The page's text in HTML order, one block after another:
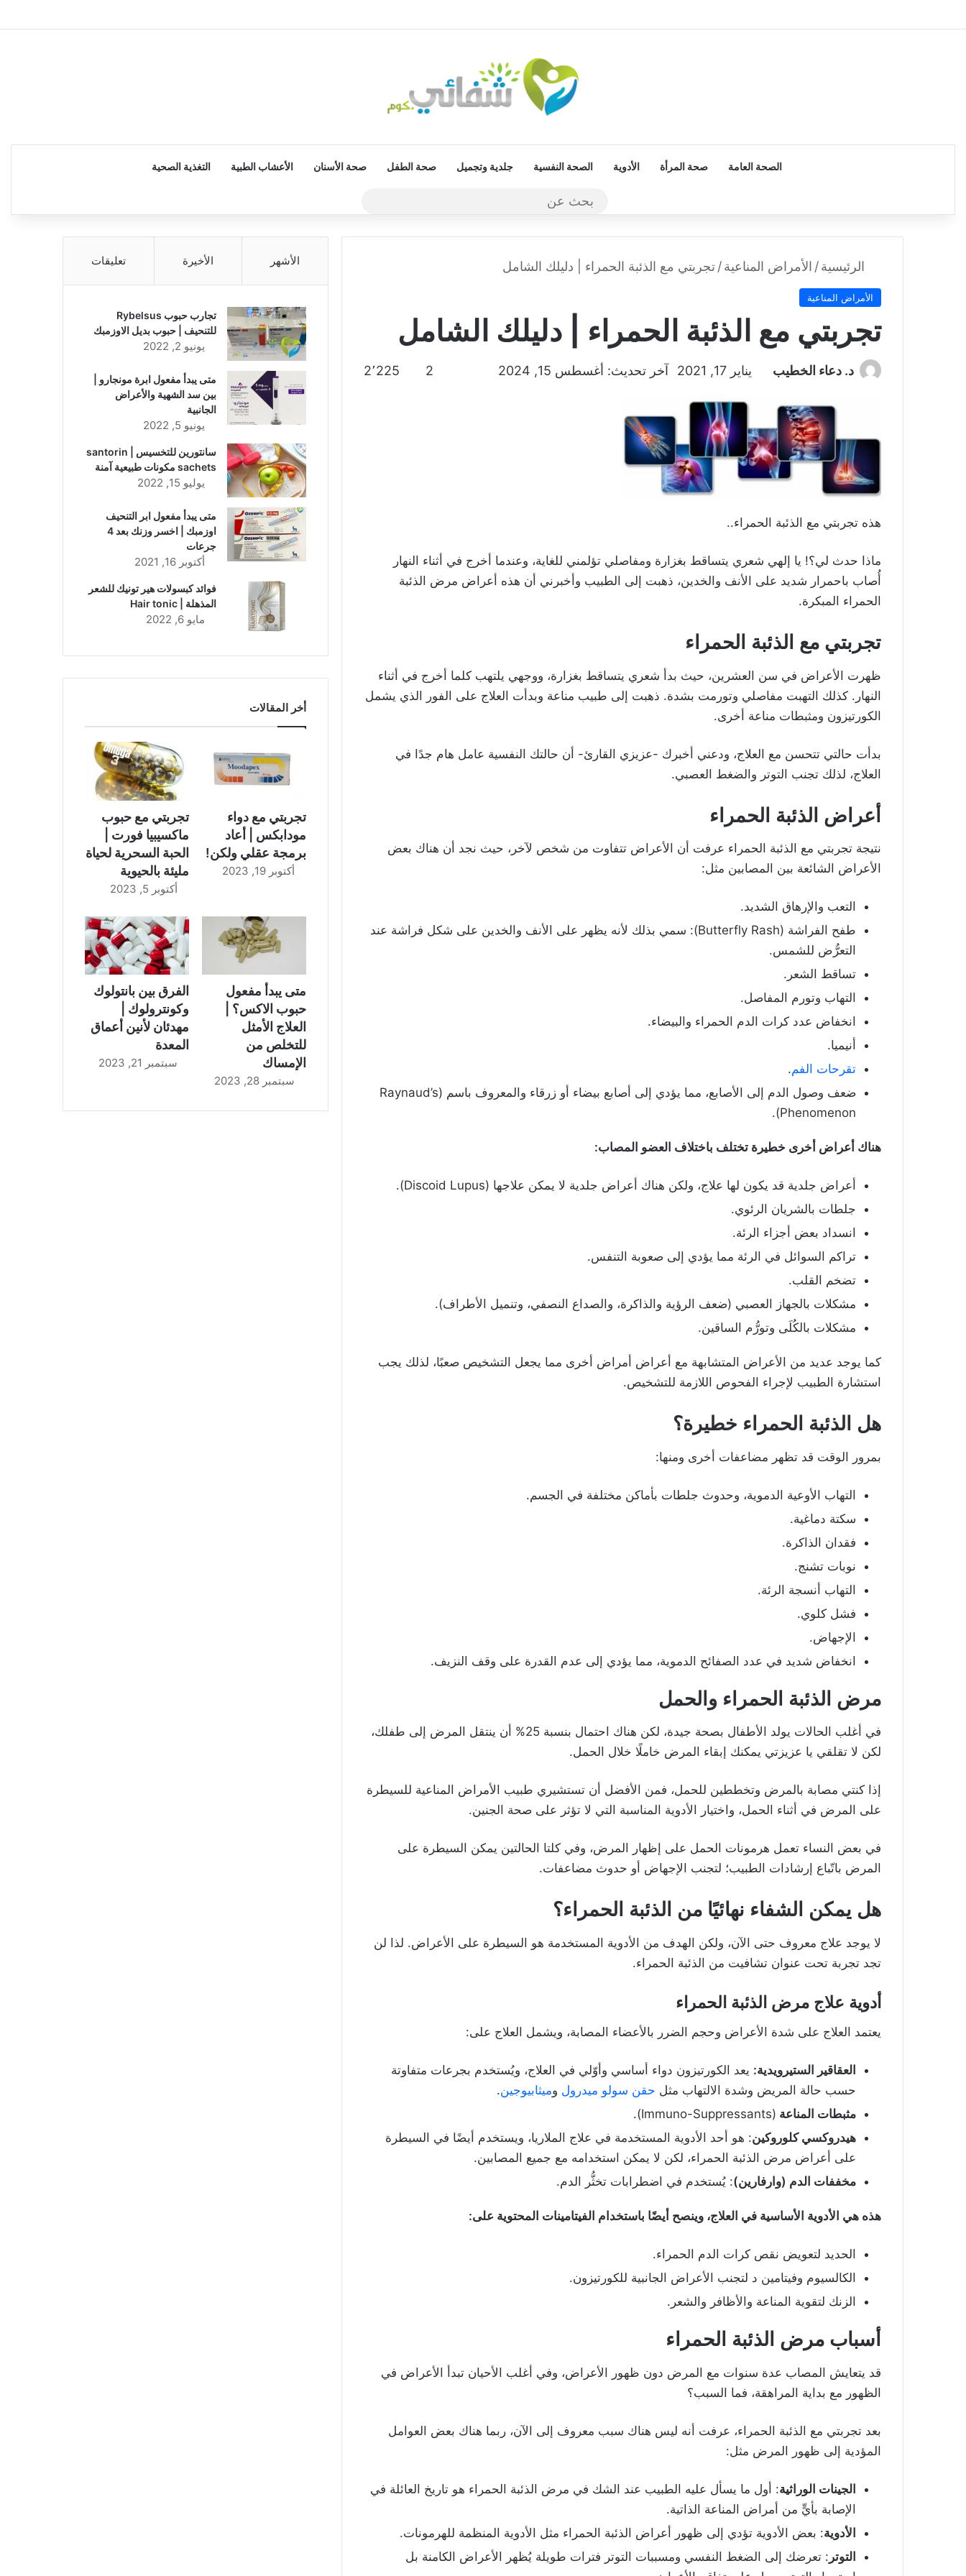
الرئيسيةالصحة العامة صحة المرأة الأدوية الصحة النفسية جلدية وتجميل صحة الطفل صحة الأسنان الأعشاب الطبية التغذية الصحية
الرئيسية/ الأمراض المناعية/تجربتي مع الذئبة الحمراء | دليلك الشامل
الأمراض المناعية
تجربتي مع الذئبة الحمراء | دليلك الشامل
د. دعاء الخطيب يناير 17, 2021 آخر تحديث: أغسطس 15, 2024 2 2٬225
هذه تجربتي مع الذئبة الحمراء..
ماذا حدث لي؟! يا إلهي شعري يتساقط بغزارة ومفاصلي تؤلمني للغاية، وعندما أخرج في أثناء النهار
أُصاب باحمرار شديد على الأنف والخدين، ذهبت إلى الطبيب وأخبرني أن هذه أعراض مرض الذئبة
الحمراء المبكرة.
تجربتي مع الذئبة الحمراء
ظهرت الأعراض في سن العشرين، حيث بدأ شعري يتساقط بغزارة، ووجهي يلتهب كلما أخرج في أثناء
النهار. كذلك التهبت مفاصلي وتورمت بشدة. ذهبت إلى طبيب مناعة وبدأت العلاج على الفور الذي يشمل
الكورتيزون ومثبطات مناعة أخرى.
بدأت حالتي تتحسن مع العلاج، ودعني أخبرك -عزيزي القارئ- أن حالتك النفسية عامل هام جدًا في
العلاج، لذلك تجنب التوتر والضغط العصبي.
أعراض الذئبة الحمراء
نتيجة تجربتي مع الذئبة الحمراء عرفت أن الأعراض تتفاوت من شخص لآخر، حيث نجد أن هناك بعض
الأعراض الشائعة بين المصابين مثل:
التعب والإرهاق الشديد.
طفح الفراشة (Butterfly Rash): سمي بذلك لأنه يظهر على الأنف والخدين على شكل فراشة عند
التعرُّض للشمس.
تساقط الشعر.
التهاب وتورم المفاصل.
انخفاض عدد كرات الدم الحمراء والبيضاء.
أنيميا.
تقرحات الفم.
ضعف وصول الدم إلى الأصابع، مما يؤدي إلى أصابع بيضاء أو زرقاء والمعروف باسم (Raynaud’s
Phenomenon).
هناك أعراض أخرى خطيرة تختلف باختلاف العضو المصاب:
أعراض جلدية قد يكون لها علاج، ولكن هناك أعراض جلدية لا يمكن علاجها (Discoid Lupus).
جلطات بالشريان الرئوي.
انسداد بعض أجزاء الرئة.
تراكم السوائل في الرئة مما يؤدي إلى صعوبة التنفس.
تضخم القلب.
مشكلات بالجهاز العصبي (ضعف الرؤية والذاكرة، والصداع النصفي، وتنميل الأطراف).
مشكلات بالكُلَى وتورُّم الساقين.
كما يوجد عديد من الأعراض المتشابهة مع أعراض أمراض أخرى مما يجعل التشخيص صعبًا، لذلك يجب
استشارة الطبيب لإجراء الفحوص اللازمة للتشخيص.
هل الذئبة الحمراء خطيرة؟
بمرور الوقت قد تظهر مضاعفات أخرى ومنها:
التهاب الأوعية الدموية، وحدوث جلطات بأماكن مختلفة في الجسم.
سكتة دماغية.
فقدان الذاكرة.
نوبات تشنج.
التهاب أنسجة الرئة.
فشل كلوي.
الإجهاض.
انخفاض شديد في عدد الصفائح الدموية، مما يؤدي إلى عدم القدرة على وقف النزيف.
مرض الذئبة الحمراء والحمل
في أغلب الحالات يولد الأطفال بصحة جيدة، لكن هناك احتمال بنسبة 25% أن ينتقل المرض إلى طفلك،
لكن لا تقلقي يا عزيزتي يمكنك إبقاء المرض خاملًا خلال الحمل.
إذا كنتي مصابة بالمرض وتخططين للحمل، فمن الأفضل أن تستشيري طبيب الأمراض المناعية للسيطرة
على المرض في أثناء الحمل، واختيار الأدوية المناسبة التي لا تؤثر على صحة الجنين.
في بعض النساء تعمل هرمونات الحمل على إظهار المرض، وفي كلتا الحالتين يمكن السيطرة على
المرض باتّباع إرشادات الطبيب؛ لتجنب الإجهاض أو حدوث مضاعفات.
هل يمكن الشفاء نهائيًا من الذئبة الحمراء؟
لا يوجد علاج معروف حتى الآن، ولكن الهدف من الأدوية المستخدمة هو السيطرة على الأعراض. لذا لن
تجد تجربة تحت عنوان تشافيت من الذئبة الحمراء.
أدوية علاج مرض الذئبة الحمراء
يعتمد العلاج على شدة الأعراض وحجم الضرر بالأعضاء المصابة، ويشمل العلاج على:
العقاقير الستيرويدية: يعد الكورتيزون دواء أساسي وأوّلي في العلاج، ويُستخدم بجرعات متفاوتة
حسب حالة المريض وشدة الالتهاب مثل حقن سولو ميدرول وميثابيوجين.
مثبطات المناعة (Immuno-Suppressants).
هيدروكسي كلوروكين: هو أحد الأدوية المستخدمة في علاج الملاريا، ويستخدم أيضًا في السيطرة
على أعراض مرض الذئبة الحمراء، لكن لا يمكن استخدامه مع جميع المصابين.
مخففات الدم (وارفارين): يُستخدم في اضطرابات تخثُّر الدم.
هذه هي الأدوية الأساسية في العلاج، وينصح أيضًا باستخدام الفيتامينات المحتوية على:
الحديد لتعويض نقص كرات الدم الحمراء.
الكالسيوم وفيتامين د لتجنب الأعراض الجانبية للكورتيزون.
الزنك لتقوية المناعة والأظافر والشعر.
أسباب مرض الذئبة الحمراء
قد يتعايش المصاب عدة سنوات مع المرض دون ظهور الأعراض، وفي أغلب الأحيان تبدأ الأعراض في
الظهور مع بداية المراهقة، فما السبب؟
بعد تجربتي مع الذئبة الحمراء، عرفت أنه ليس هناك سبب معروف إلى الآن، ربما هناك بعض العوامل
المؤدية إلى ظهور المرض مثل:
الجينات الوراثية: أول ما يسأل عليه الطبيب عند الشك في مرض الذئبة الحمراء هو تاريخ العائلة في
الإصابة بأيٍّ من أمراض المناعة الذاتية.
الأدوية: بعض الأدوية تؤدي إلى ظهور أعراض الذئبة الحمراء مثل الأدوية المنظمة للهرمونات.
التوتر : تعرضك إلى الضغط النفسي ومسببات التوتر فترات طويلة يُظهر الأعراض الكامنة بل
الأشهر الأخيرة تعليقات
تجارب حبوب Rybelsus
للتنحيف | حبوب بديل الاوزمبك
يونيو 2, 2022
متى يبدأ مفعول ابرة مونجارو |
بين سد الشهية والأعراض
الجانبية
يونيو 5, 2022
سانتورين للتخسيس | santorin
sachets مكونات طبيعية آمنة
يوليو 15, 2022
متى يبدأ مفعول ابر التنحيف
اوزمبك | اخسر وزنك بعد 4
جرعات
أكتوبر 16, 2021
فوائد كبسولات هير تونيك للشعر
المذهلة | Hair tonic
مايو 6, 2022
أخر المقالات
تجربتي مع دواء
مودابكس | أعاد
برمجة عقلي ولكن!
أكتوبر 19, 2023
تجربتي مع حبوب
ماكسيبيا فورت |
الحبة السحرية لحياة
مليئة بالحيوية
أكتوبر 5, 2023
متى يبدأ مفعول
حبوب الاكس؟ |
العلاج الأمثل
للتخلص من
الإمساك
سبتمبر 28, 2023
الفرق بين بانتولوك
وكونترولوك |
مهدئان لأنين أعماق
المعدة
سبتمبر 21, 2023